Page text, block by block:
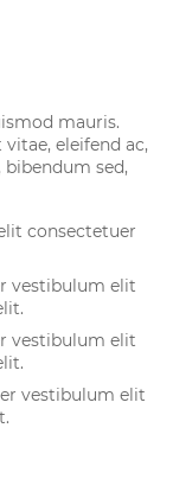
mauris.
eleifend ac,
sed,
consectetuer
vestibulum elit
vestibulum elit
vestibulum elit